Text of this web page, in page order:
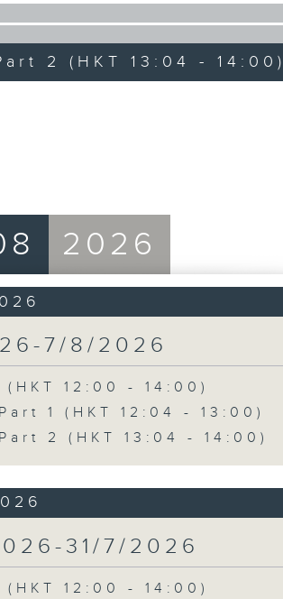
2 (HKT 13:04 - 14:00)
2026
7/8/2026
(HKT 12:00 - 14:00)
Part 1 (HKT 12:04 - 13:00)
Part 2 (HKT 13:04 - 14:00)
31/7/2026
(HKT 12:00 - 14:00)